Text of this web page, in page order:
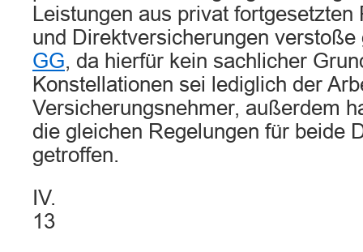
Leistungen aus privat fortgesetzten
und Direktversicherungen
GG, da hierfür kein sachlicher
Konstellationen sei lediglich der
Versicherungsnehmer, außerdem
die gleichen Regelungen für beide
getroffen.
IV.
13